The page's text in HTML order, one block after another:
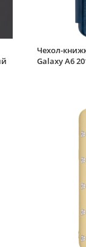
Чехол-
Galaxy A6